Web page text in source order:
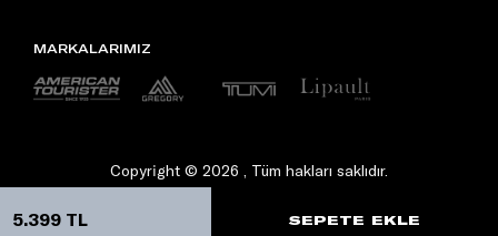
MARKALARIMIZ
Copyright © 2026 , Tüm hakları saklıdır.
5.399 TL